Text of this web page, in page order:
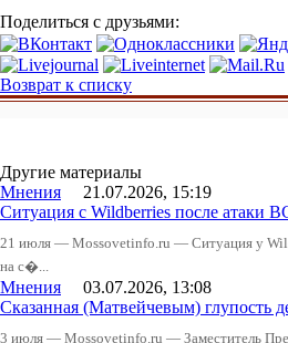
Поделиться с друзьями:
Возврат к списку
Другие материалы
Мнения 21.07.2026, 15:19
Ситуация с Wildberries после атаки
21 июля — Mossovetinfo.ru — Ситуация у
на с�...
Мнения 03.07.2026, 13:08
Сказанная (Матвейчевым) глупость
3 июля — Mossovetinfo.ru — Заместитель